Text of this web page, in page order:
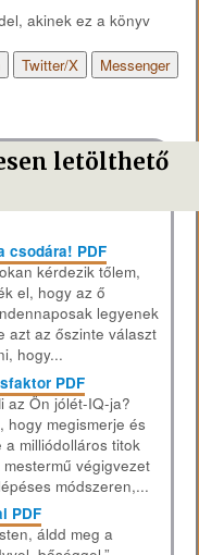
akinek ez a könyv
Twitter/X
Messenger
letölthető
csodára! PDF
kérdezik tőlem,
el, hogy az ő
legyenek
azt az őszinte választ
hogy...
PDF
az Ön jólét-IQ-ja?
hogy megismerje és
a milliódolláros titok
végigvezet
módszeren,...
PDF
áldd meg a